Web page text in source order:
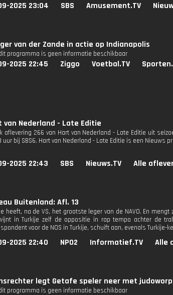
2025 23:04 SBS Amusement.TV
van der Zande in actie op Indianapolis
programma is geen informatie beschikbaar
2025 22:45 Ziggo Voetbal.TV
van Nederland - Late Editie
aflevering 266 van Hart van Nederland - Late Editie uit
uur bij SBS6. Hart van Nederland - Late Editie is een Nieuws
2025 22:43 SBS Nieuws.TV Alle
Buitenland: Afl. 13
heeft, na de VS, het grootste leger van de NAVO. En
in Turkije zelf de oppositie in rap tempo achter de
voor de NOS in Turkije, schuift aan, evenals Turkije-
2025 22:40 NPO2 Informatief.TV Alle
legt Getafe speler neer met judoworp
programma is geen informatie beschikbaar